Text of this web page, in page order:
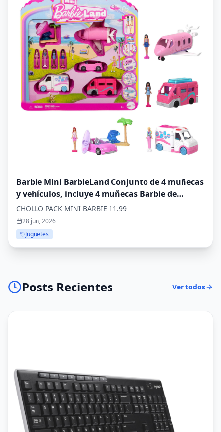
Barbie Mini BarbieLand Conjunto de 4 muñecas
y vehículos, incluye 4 muñecas Barbie de
3,81cm y 4 vehículos de juguete emblemáticos
con sorpresa de cambio de color, JGL30
CHOLLO PACK MINI BARBIE 11.99
28 jun, 2026
Juguetes
Posts Recientes Ver todos